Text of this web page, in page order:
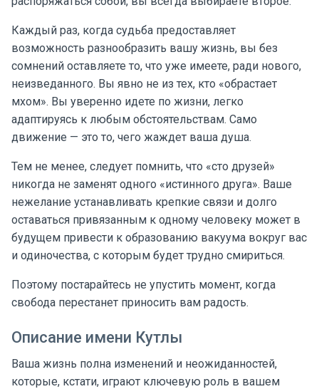
Каждый раз, когда судьба предоставляет
возможность разнообразить вашу жизнь, вы без
сомнений оставляете то, что уже имеете, ради нового,
неизведанного. Вы явно не из тех, кто «обрастает
мхом». Вы уверенно идете по жизни, легко
адаптируясь к любым обстоятельствам. Само
движение — это то, чего жаждет ваша душа.
Тем не менее, следует помнить, что «сто друзей»
никогда не заменят одного «истинного друга». Ваше
нежелание устанавливать крепкие связи и долго
оставаться привязанным к одному человеку может в
будущем привести к образованию вакуума вокруг вас
и одиночества, с которым будет трудно смириться.
Поэтому постарайтесь не упустить момент, когда
свобода перестанет приносить вам радость.
Описание имени Кутлы
Ваша жизнь полна изменений и неожиданностей,
которые, кстати, играют ключевую роль в вашем